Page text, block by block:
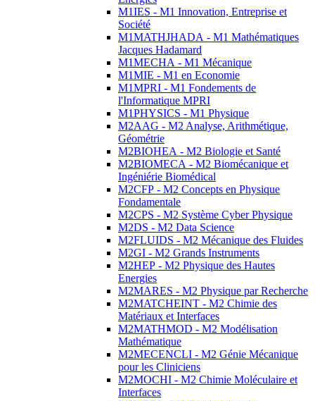
M1IES - M1 Innovation, Entreprise et
Société
M1MATHJHADA - M1 Mathématiques
Jacques Hadamard
M1MECHA - M1 Mécanique
M1MIE - M1 en Economie
M1MPRI - M1 Fondements de
l'Informatique MPRI
M1PHYSICS - M1 Physique
M2AAG - M2 Analyse, Arithmétique,
Géométrie
M2BIOHEA - M2 Biologie et Santé
M2BIOMECA - M2 Biomécanique et
Ingéniérie Biomédical
M2CFP - M2 Concepts en Physique
Fondamentale
M2CPS - M2 Système Cyber Physique
M2DS - M2 Data Science
M2FLUIDS - M2 Mécanique des Fluides
M2GI - M2 Grands Instruments
M2HEP - M2 Physique des Hautes
Energies
M2MARES - M2 Physique par Recherche
M2MATCHEINT - M2 Chimie des
Matériaux et Interfaces
M2MATHMOD - M2 Modélisation
Mathématique
M2MECENCLI - M2 Génie Mécanique
pour les Cliniciens
M2MOCHI - M2 Chimie Moléculaire et
Interfaces